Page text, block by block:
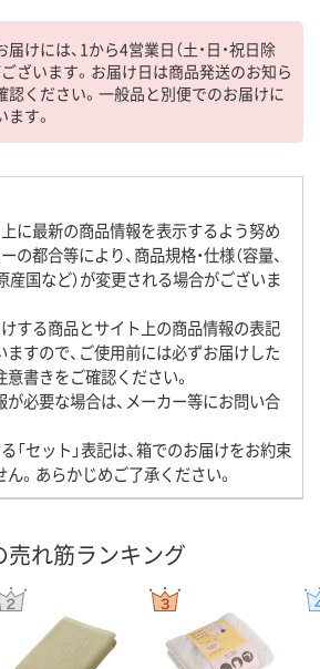
けには、1から4営業日（土・日・祝日除
ございます。お届け日は商品発送のお知ら
認ください。一般品と別便でのお届けに
す。
に最新の商品情報を表示するよう努め
の都合等により、商品規格・仕様（容量、
産国など）が変更される場合がございま
する商品とサイト上の商品情報の表記
すので、ご使用前には必ずお届けした
書きをご確認ください。
必要な場合は、メーカー等にお問い合
「セット」表記は、箱でのお届けをお約束
。あらかじめご了承ください。
売れ筋ランキング